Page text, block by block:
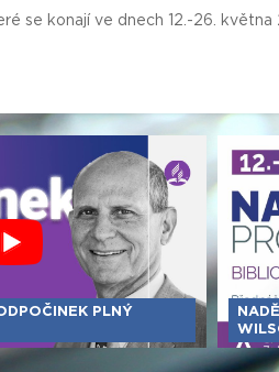
se konají ve dnech 12.-26. května
PLNÝ